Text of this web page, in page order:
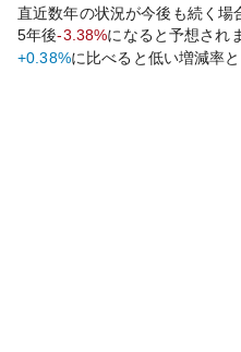
直近数年の状況が今後も続く場
5年後-3.38%になると予想され
+0.38%に比べると低い増減率